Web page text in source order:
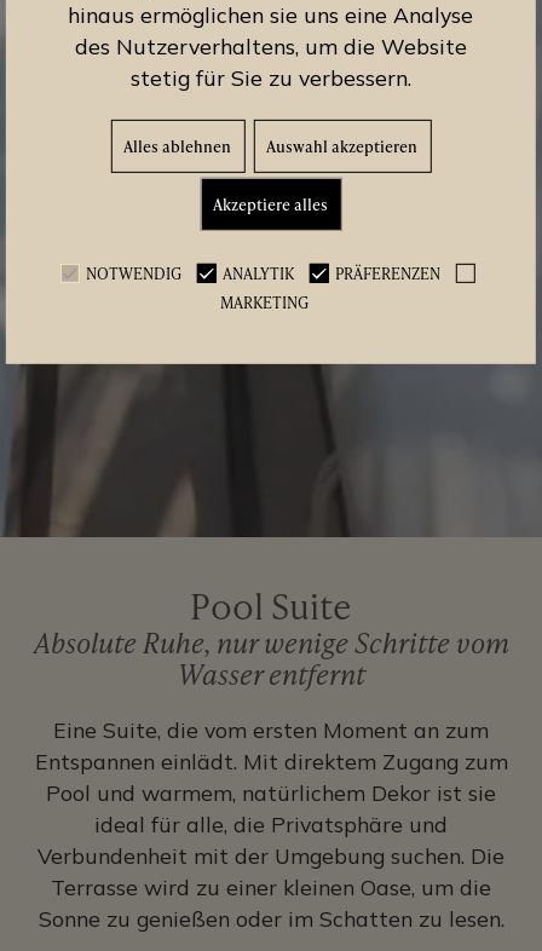
Pool Suite
Absolute Ruhe, nur wenige Schritte vom
Wasser entfernt
Eine Suite, die vom ersten Moment an zum
Entspannen einlädt. Mit direktem Zugang zum
Pool und warmem, natürlichem Dekor ist sie
ideal für alle, die Privatsphäre und
Verbundenheit mit der Umgebung suchen. Die
Terrasse wird zu einer kleinen Oase, um die
Sonne zu genießen oder im Schatten zu lesen.
hinaus ermöglichen sie uns eine Analyse
des Nutzerverhaltens, um die Website
stetig für Sie zu verbessern.
Alles ablehnen Auswahl akzeptieren
Akzeptiere alles
NOTWENDIG ANALYTIK
PRÄFERENZEN
MARKETING